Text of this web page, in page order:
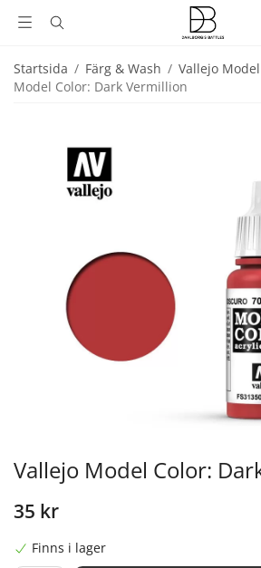
Startsida / Färg & Wash / Vallejo
Model Color: Dark Vermillion
Vallejo Model Color:
35 kr
Finns i lager